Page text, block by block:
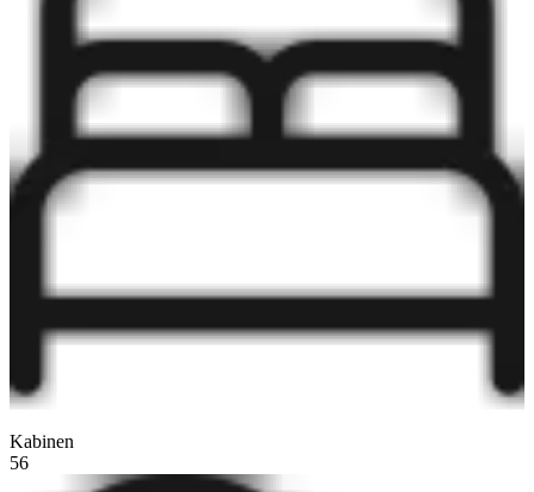
Kabinen
56